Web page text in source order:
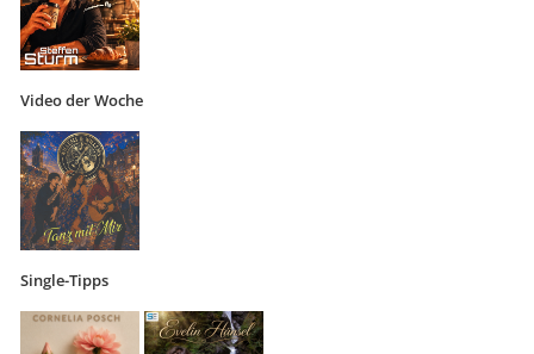
Video der Woche
Single-Tipps